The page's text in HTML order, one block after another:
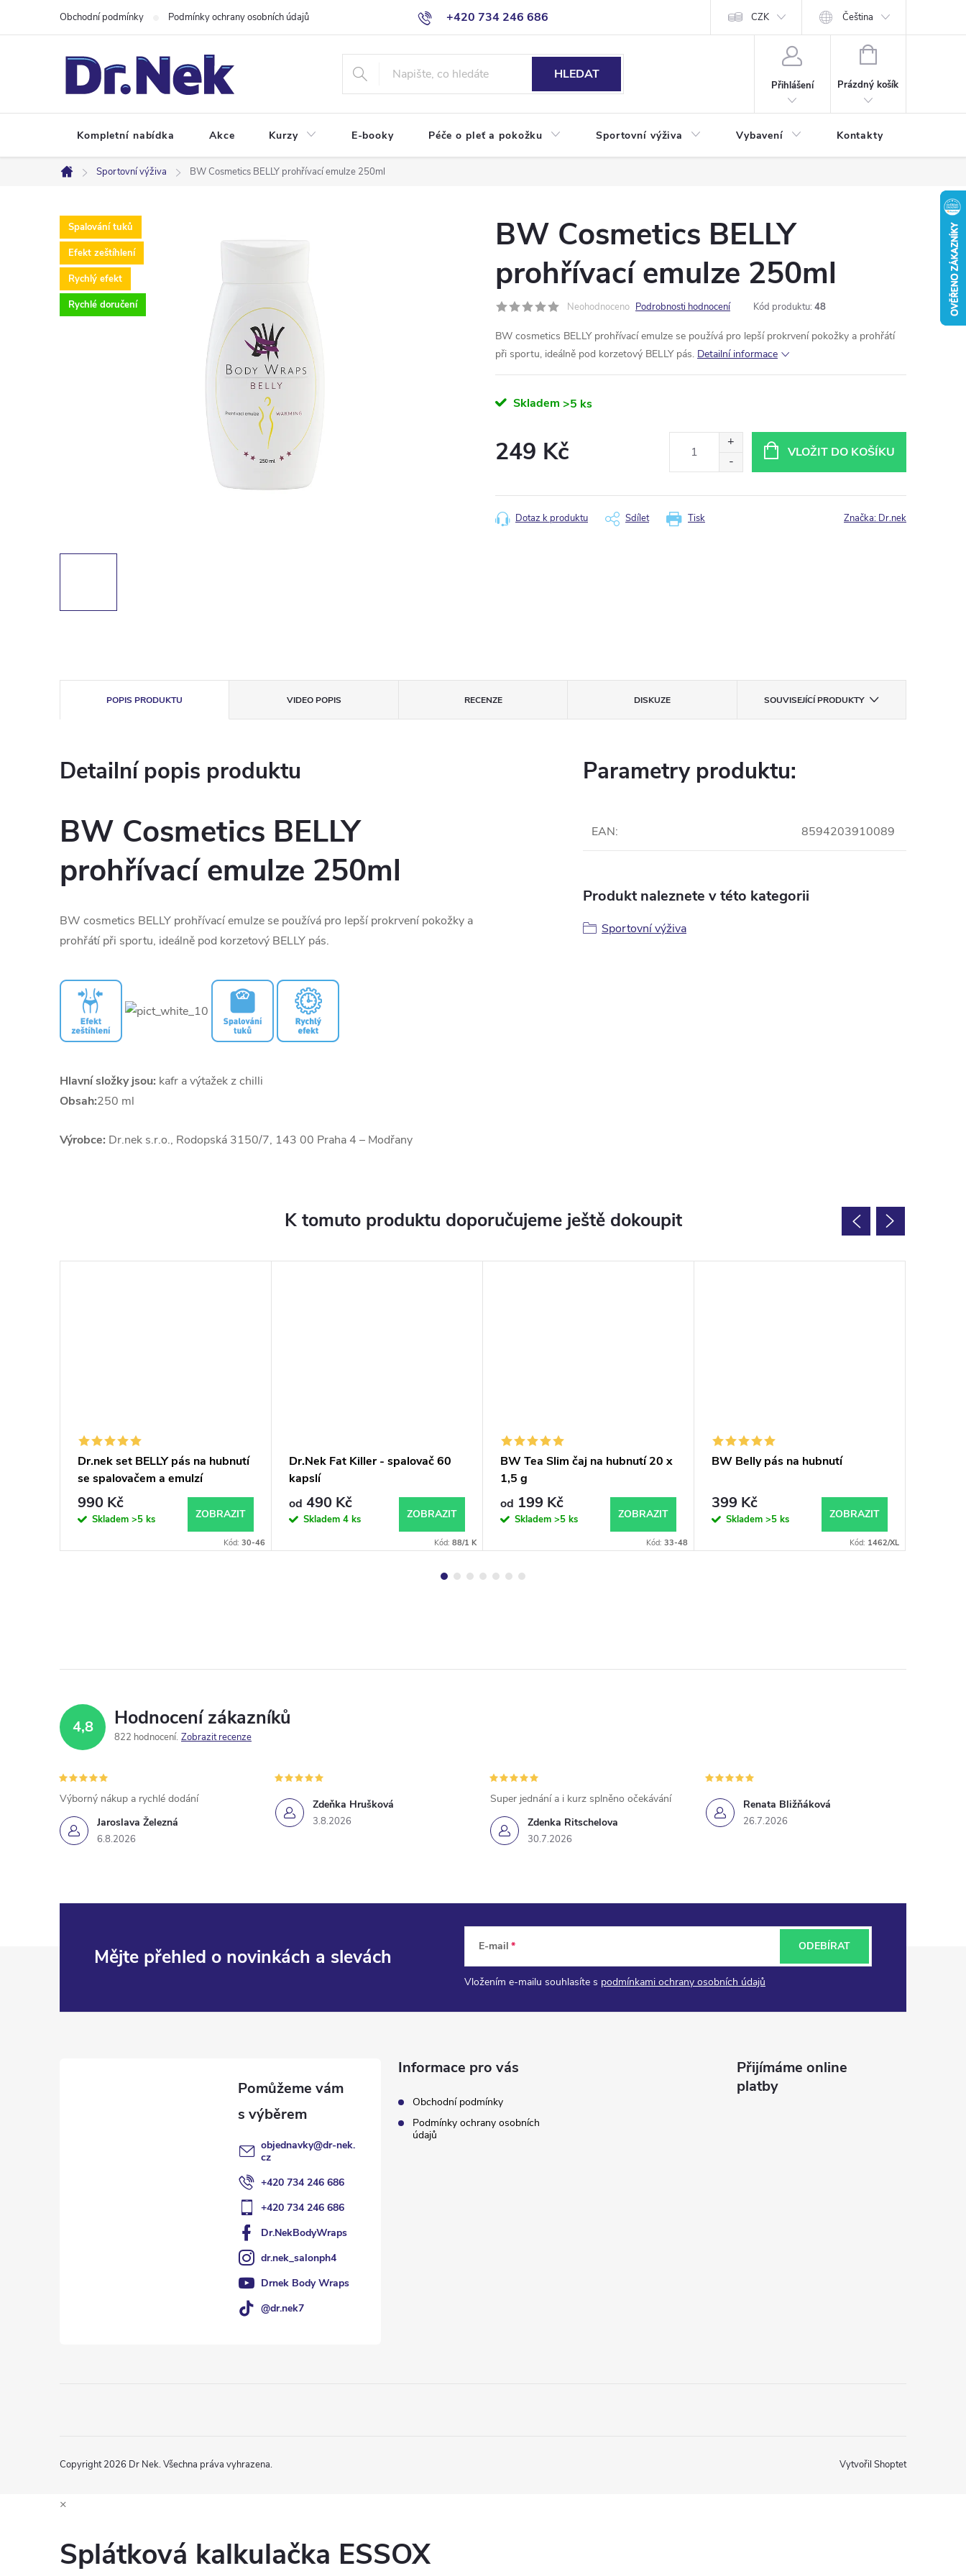
+420 734 246 686
Obchodní podmínky Podmínky ochrany osobních údajů CZK Čeština
HLEDAT
Přihlášení
NÁKUPNÍ
Prázdný košík
Kompletní nabídka Akce Kurzy E-booky Péče o pleť a pokožku Sportovní výživa Vybavení Kontakty
Domů
Sportovní výživa BW Cosmetics BELLY prohřívací emulze 250ml
Spalování tuků
Efekt zeštíhlení
Rychlý efekt
Rychlé doručení
BW Cosmetics BELLY
prohřívací emulze 250ml
Neohodnoceno Podrobnosti hodnocení Kód produktu: 48
BW cosmetics BELLY prohřívací emulze se používá pro lepší prokrvení pokožky a prohřátí
při sportu, ideálně pod korzetový BELLY pás. Detailní informace
Skladem >5 ks
249 Kč VLOŽIT DO KOŠÍKU
Tisk
Dotaz k produktu Sdílet Značka: Dr.nek
POPIS PRODUKTU VIDEO POPIS RECENZE DISKUZE SOUVISEJÍCÍ PRODUKTY
Detailní popis produktu
BW Cosmetics BELLY
prohřívací emulze 250ml
BW cosmetics BELLY prohřívací emulze se používá pro lepší prokrvení pokožky a
prohřátí při sportu, ideálně pod korzetový BELLY pás.
Hlavní složky jsou: kafr a výtažek z chilli
Obsah:250 ml
Výrobce: Dr.nek s.r.o., Rodopská 3150/7, 143 00 Praha 4 – Modřany
Parametry produktu:
EAN: 8594203910089
Produkt naleznete v této kategorii
Sportovní výživa
K tomuto produktu doporučujeme ještě dokoupit
Dr.nek set BELLY pás na hubnutí
se spalovačem a emulzí
990 Kč
Skladem >5 ks ZOBRAZIT
Kód: 30-46
Dr.Nek Fat Killer - spalovač 60
kapslí
od 490 Kč
Skladem 4 ks ZOBRAZIT
Kód: 88/1 K
BW Tea Slim čaj na hubnutí 20 x
1,5 g
od 199 Kč
Skladem >5 ks ZOBRAZIT
Kód: 33-48
BW Belly pás na hubnutí
399 Kč
Skladem >5 ks ZOBRAZIT
Kód: 1462/XL
4,8 Hodnocení zákazníků
822 hodnocení Zobrazit recenze
Jaroslava Železná
6.8.2026
Výborný nákup a rychlé dodání Zdeňka Hrušková
3.8.2026 Zdenka Ritschelova
30.7.2026
Super jednání a i kurz splněno očekávání Renata Bližňáková
26.7.2026
Mějte přehled o novinkách a slevách E-mail
Vložením e-mailu souhlasíte s podmínkami ochrany osobních údajů
ODEBÍRAT
objednavky@dr-nek.
cz
+420 734 246 686
+420 734 246 686
Dr.NekBodyWraps
dr.nek_salonph4
Drnek Body Wraps
@dr.nek7
Informace pro vás
Obchodní podmínky
Podmínky ochrany osobních
údajů
Přijímáme online
platby
Vytvořil Shoptet
Copyright 2026 Dr Nek. Všechna práva vyhrazena.
×
Splátková kalkulačka ESSOX